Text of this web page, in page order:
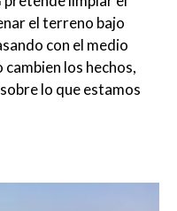
el terreno bajo
con el medio
los hechos,
lo que estamos